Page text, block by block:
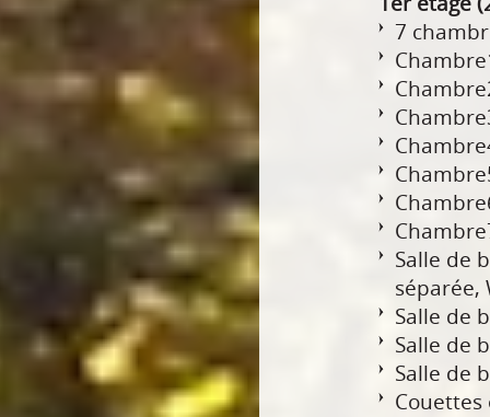
7
Salle de
séparée,
Salle de
Salle de
Salle de